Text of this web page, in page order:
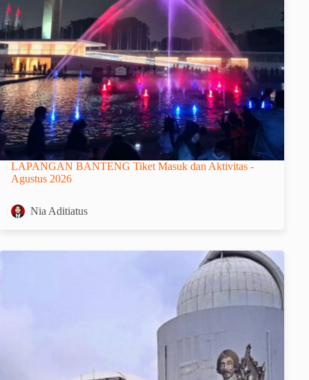
LAPANGAN BANTENG Tiket Masuk dan Aktivitas -
Agustus 2026
Nia Aditiatus